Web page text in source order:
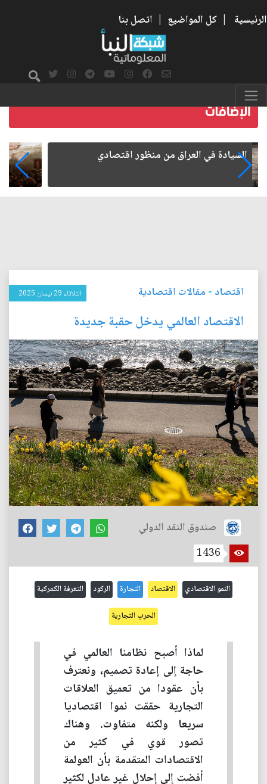
الرئيسية | كل المواضيع | اتصل بنا
ما بعد الأربعين.. كيف اتسعت الزيارة من هويتها
اقتصاد - مقالات اقتصادية الثلاثاء 29 نيسان 2025
الاقتصاد العالمي يدخل حقبة جديدة
صندوق النقد الدولي
1436
النمو الاقتصادي الاقتصاد التجارة الركود التعرفة الكمركية
الحرب التجارية
لماذا أصبح نظامنا العالمي في
حاجة إلى إعادة تصميم، ونعترف
بأن عقودا من تعميق العلاقات
التجارية حققت نموا اقتصاديا
سريعا ولكنه متفاوت. وهناك
تصور قوي في كثير من
الاقتصادات المتقدمة بأن العولمة
أفضت إلى إحلال غير عادل لكثير